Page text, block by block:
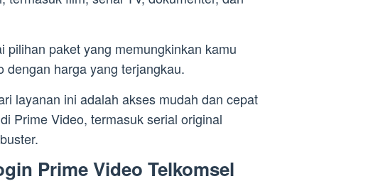
pilihan paket yang memungkinkan kamu
dengan harga yang terjangkau.
layanan ini adalah akses mudah dan cepat
Prime Video, termasuk serial original
Prime Video Telkomsel